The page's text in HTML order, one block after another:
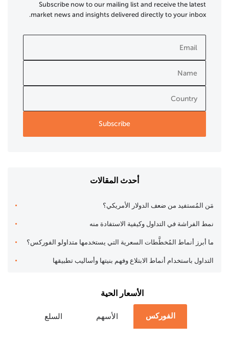
Subscribe now to our mailing list and receive the latest
market news and insights delivered directly to your inbox.
أحدث المقالات
مَن المُستفيد من ضعف الدولار الأمريكي؟
نمط الفراشة في التداول وكيفية الاستفادة منه
ما أبرز أنماط المُخطَّطات السعرية التي يستخدمها متداولو الفوركس؟
التداول باستخدام أنماط الابتلاع وفهم بنيتها وأساليب تطبيقها
الأسعار الحية
الفوركس الأسهم السلع